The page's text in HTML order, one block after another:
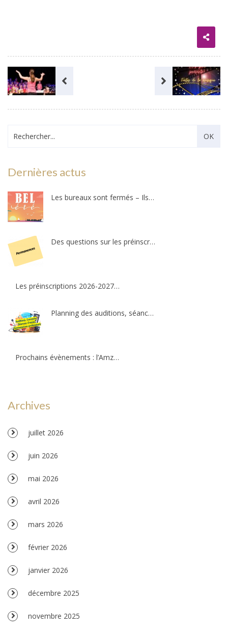
Dernières actus
Les bureaux sont fermés – Ils ouvriront au public le mercredi 26 août 2026 !
Des questions sur les préinscriptions ?
Les préinscriptions 2026-2027 ré-ouvriront le 20 août. Il reste quelques places !
Planning des auditions, séances d’essais et permanences professeurs
Prochains évènements : l’Amzov participe à la fête de la musique !!!
Archives
juillet 2026
juin 2026
mai 2026
avril 2026
mars 2026
février 2026
janvier 2026
décembre 2025
novembre 2025